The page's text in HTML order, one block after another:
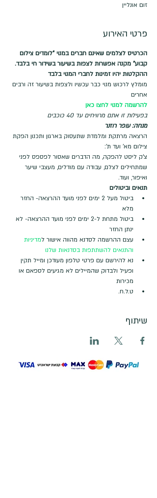
זום אונליין
פרטי האירוע
הכרטיס לצלמים שאינם חברים במנוי "לומדים צילום
קבוע" מקנה אפשרות לצפות בשיעור בשידור חי בלבד.
ההקלטות יהיו זמינות לחברי המנוי בלבד
מומלץ לרכוש מנוי כבר עכשיו ולצפות בשיעור זה ורבים
אחרים
להרשמה למנוי לחצו כאן
בפעילות זו אתם מרוויחים עד 40 כוכבים
מנחה: עופר רוזנר
הרצאה מרתקת ומלמדת שתעסוק בארגון ותכנון הפקת
צילום מא' ועד ת':
צ'ק ליסט להפקה, מה הדברים שאסור לפספס לפני
שמתחילים לצלם, עבודה עם מודלים, מעצבי שיער
ואיפור, ועוד.
תנאים וביטולים
ביטול מעל 2 ימים לפני מועד ההרצאה- החזר
מלא
ביטול מתחת ל-2 ימים לפני מועד ההרצאה- לא
ינתן החזר
עצם ההרשמה לסדנא מהווה אישור למדיניות
והתנאים להשתתפות בסדנאות שלנו
נא להירשם עם פרטי טלפון מעודכן ומייל תקין
ופעיל ולבדוק שהמיילים לא מגיעים לספאם או
מכירות
ט.ל.ח.
שיתוף